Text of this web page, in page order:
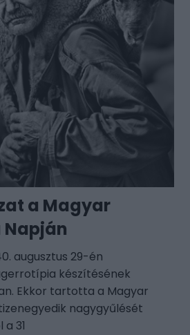
a Magyar
augusztus 29-én
készítésének
Ekkor tartotta a Magyar
nagygyűlését
31